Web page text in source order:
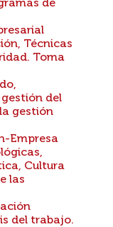
de
Técnicas
Toma
del
gestión
Empresa
Cultura
las
del trabajo.